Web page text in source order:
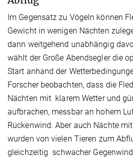
Im Gegensatz zu Vögeln können
Gewicht in wenigen Nächten
dann weitgehend unabhängig
wählt der Große Abendsegler die
Start anhand der
Forscher beobachten, dass die
Nächten mit klarem Wetter und
aufbrachen, messbar an hohem
Rückenwind. Aber auch Nächte
wurden von vielen Tieren zum
gleichzeitig schwacher